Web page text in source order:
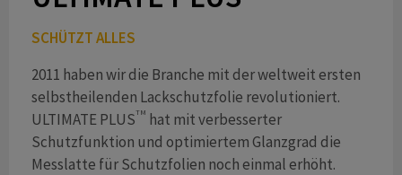
SCHÜTZT ALLES
2011 haben wir die Branche mit der weltweit ersten
selbstheilenden Lackschutzfolie revolutioniert.
ULTIMATE PLUSTM hat mit verbesserter
Schutzfunktion und optimiertem Glanzgrad die
Messlatte für Schutzfolien noch einmal erhöht.